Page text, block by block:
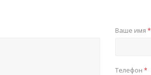
Ваше имя *
Телефон *